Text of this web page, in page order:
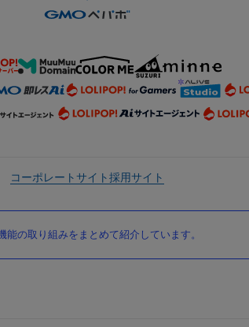
コーポレートサイト採用サイト
の取り組みをまとめて紹介しています。